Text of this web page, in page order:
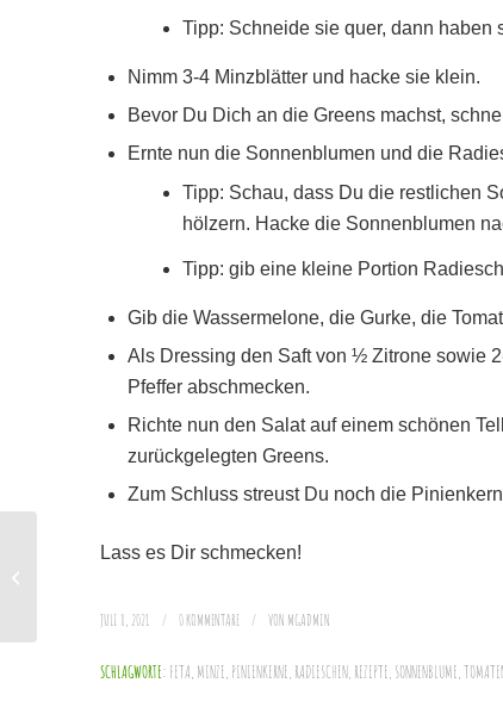
Tipp: Schneide sie quer, dann haben
Nimm 3-4 Minzblätter und hacke sie klein.
Bevor Du Dich an die Greens machst,
Ernte nun die Sonnenblumen und die
Tipp: Schau, dass Du die restlichen
hölzern. Hacke die Sonnenblumen
Tipp: gib eine kleine Portion
Gib die Wassermelone, die Gurke, die
Als Dressing den Saft von ½ Zitrone sowie
Pfeffer abschmecken.
Richte nun den Salat auf einem schönen
zurückgelegten Greens.
Zum Schluss streust Du noch die
Lass es Dir schmecken!
JULI 8, 2021 / 0 KOMMENTARE / VON MGADMIN
SCHLAGWORTE: FETA, MINZE, PINIENKERNE, RADIESCHEN, REZEPTE, SONNENBLUME,
MingaGreens